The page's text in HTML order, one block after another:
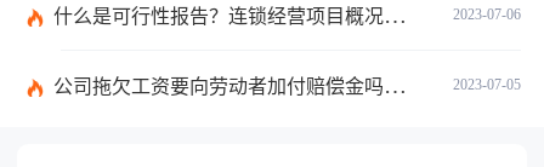
2023-07-06
什么是可行性报告？连锁经营项目概况都有哪些内容？ 环球观察
2023-07-05
公司拖欠工资要向劳动者加付赔偿金吗？拖欠工资仲裁时效期间是如何规定的？